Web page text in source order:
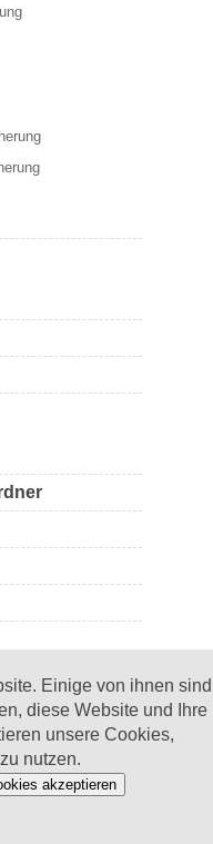
Einige von ihnen sind
diese Website und Ihre
unsere Cookies,
nutzen.
akzeptieren